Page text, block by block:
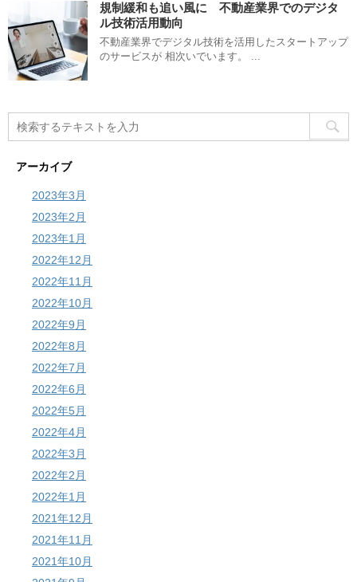
規制緩和も追い風に 不動産業界でのデジタ
ル技術活用動向
不動産業界でデジタル技術を活用したスタートアップ
のサービスが 相次いでいます。 ...
アーカイブ
2023年3月
2023年2月
2023年1月
2022年12月
2022年11月
2022年10月
2022年9月
2022年8月
2022年7月
2022年6月
2022年5月
2022年4月
2022年3月
2022年2月
2022年1月
2021年12月
2021年11月
2021年10月